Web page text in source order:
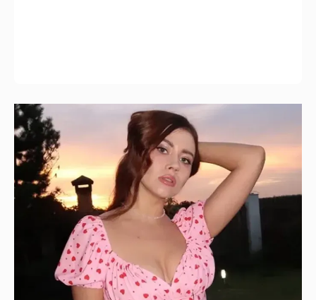
"Мне искренне больно". Олеся Иванченко
ответила на критику в сети за поддержку
"Колобка"
2